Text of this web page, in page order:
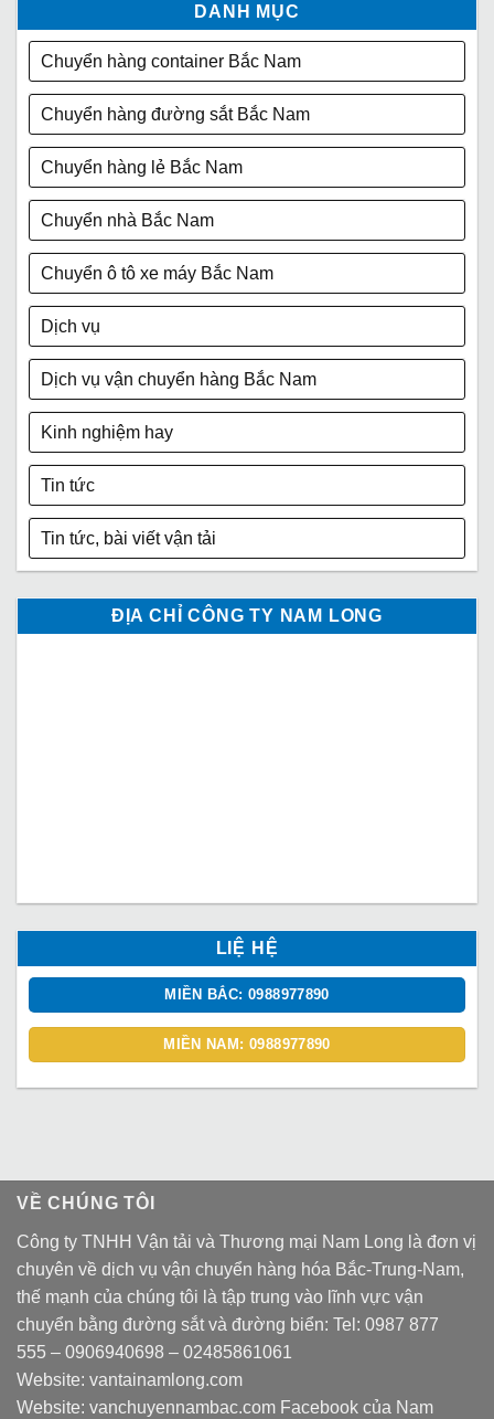
DANH MỤC
Chuyển hàng container Bắc Nam
Chuyển hàng đường sắt Bắc Nam
Chuyển hàng lẻ Bắc Nam
Chuyển nhà Bắc Nam
Chuyển ô tô xe máy Bắc Nam
Dịch vụ
Dịch vụ vận chuyển hàng Bắc Nam
Kinh nghiệm hay
Tin tức
Tin tức, bài viết vận tải
ĐỊA CHỈ CÔNG TY NAM LONG
LIỆ HỆ
MIỀN BẮC: 0988977890
MIỀN NAM: 0988977890
VỀ CHÚNG TÔI
Công ty TNHH Vận tải và Thương mại Nam Long là đơn vị
chuyên về dịch vụ vận chuyển hàng hóa Bắc-Trung-Nam,
thế mạnh của chúng tôi là tập trung vào lĩnh vực vận
chuyển bằng đường sắt và đường biển: Tel: 0987 877
555 – 0906940698 – 02485861061
Website: vantainamlong.com
Website: vanchuyennambac.com Facebook của Nam